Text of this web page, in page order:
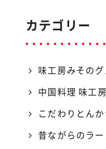
カテゴリー
味工房みその
中国料理 味工
こだわりとん
昔ながらのラ